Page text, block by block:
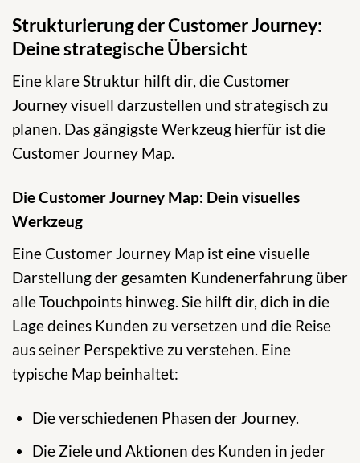
Strukturierung der Customer Journey:
Deine strategische Übersicht
Eine klare Struktur hilft dir, die Customer
Journey visuell darzustellen und strategisch zu
planen. Das gängigste Werkzeug hierfür ist die
Customer Journey Map.
Die Customer Journey Map: Dein visuelles
Werkzeug
Eine Customer Journey Map ist eine visuelle
Darstellung der gesamten Kundenerfahrung über
alle Touchpoints hinweg. Sie hilft dir, dich in die
Lage deines Kunden zu versetzen und die Reise
aus seiner Perspektive zu verstehen. Eine
typische Map beinhaltet:
Die verschiedenen Phasen der Journey.
Die Ziele und Aktionen des Kunden in jeder